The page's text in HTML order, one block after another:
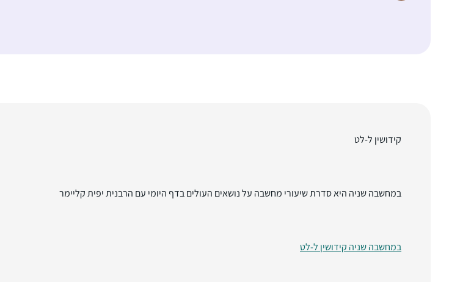
קידושין ל-לט
במחשבה שניה היא סדרת שיעורי מחשבה על נושאים העולים בדף היומי עם הרבנית יפית קליימר
במחשבה שניה קידושין ל-לט